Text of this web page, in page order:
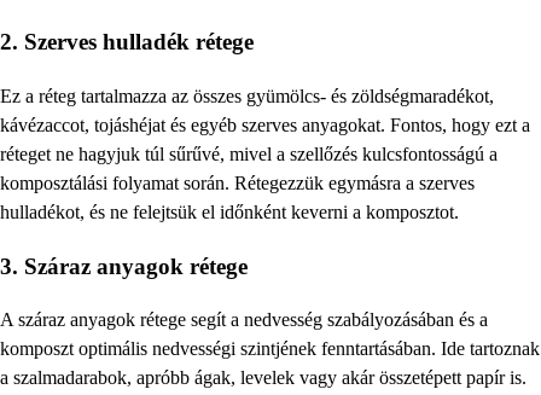
2. Szerves hulladék rétege
Ez a réteg tartalmazza az összes gyümölcs- és zöldségmaradékot,
kávézaccot, tojáshéjat és egyéb szerves anyagokat. Fontos, hogy ezt a
réteget ne hagyjuk túl sűrűvé, mivel a szellőzés kulcsfontosságú a
komposztálási folyamat során. Rétegezzük egymásra a szerves
hulladékot, és ne felejtsük el időnként keverni a komposztot.
3. Száraz anyagok rétege
A száraz anyagok rétege segít a nedvesség szabályozásában és a
komposzt optimális nedvességi szintjének fenntartásában. Ide tartoznak
a szalmadarabok, apróbb ágak, levelek vagy akár összetépett papír is.